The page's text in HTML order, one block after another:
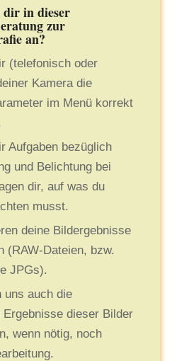
in dieser
zur
an?
(telefonisch oder
Kamera die
im Menü korrekt
Aufgaben bezüglich
und Belichtung bei
dir, auf was du
musst.
deine Bildergebnisse
(RAW-Dateien, bzw.
JPGs).
uns auch die
Ergebnisse dieser Bilder
wenn nötig, noch